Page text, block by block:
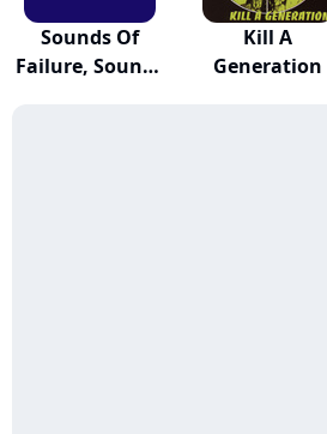
Sounds Of
Failure, Sounds
Kill A
Generation